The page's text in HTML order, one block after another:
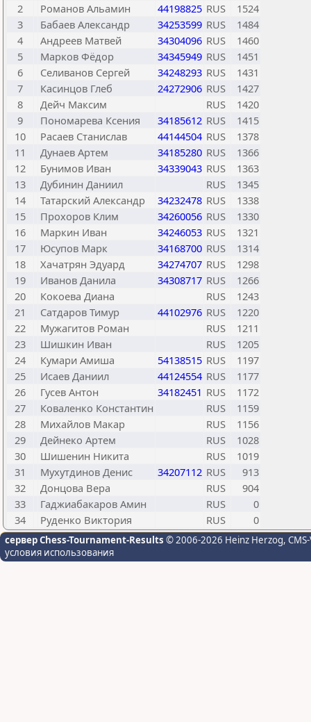
2
Романов Альамин 44198825 RUS
1524
3
Бабаев Александр 34253599 RUS
1484
4
Андреев Матвей 34304096 RUS
1460
5
Марков Фёдор 34345949 RUS
1451
6
Селиванов Сергей 34248293 RUS
1431
7
Касинцов Глеб 24272906 RUS
1427
8
Дейч Максим RUS
1420
9
Пономарева Ксения 34185612 RUS
1415
10
Расаев Станислав 44144504 RUS
1378
11
Дунаев Артем 34185280 RUS
1366
12
Бунимов Иван 34339043 RUS
1363
13
Дубинин Даниил RUS
1345
14
Татарский Александр 34232478 RUS
1338
15
Прохоров Клим 34260056 RUS
1330
16
Маркин Иван 34246053 RUS
1321
17
Юсупов Марк 34168700 RUS
1314
18
Хачатрян Эдуард 34274707 RUS
1298
19
Иванов Данила 34308717 RUS
1266
20
Кокоева Диана RUS
1243
21
Сатдаров Тимур 44102976 RUS
1220
22
Мужагитов Роман RUS
1211
23
Шишкин Иван RUS
1205
24
Кумари Амиша 54138515 RUS
1197
25
Исаев Даниил 44124554 RUS
1177
26
Гусев Антон 34182451 RUS
1172
27
Коваленко Константин RUS
1159
28
Михайлов Макар RUS
1156
29
Дейнеко Артем RUS
1028
30
Шишенин Никита RUS
1019
31
Мухутдинов Денис 34207112 RUS
913
32
Донцова Вера RUS
904
33
Гаджиабакаров Амин RUS
0
34
Руденко Виктория RUS 0
сервер Chess-Tournament-Results © 2006-2026 Heinz Herzog,
условия использования